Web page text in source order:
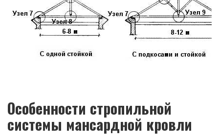
Особенности стропильной
системы мансардной кровли